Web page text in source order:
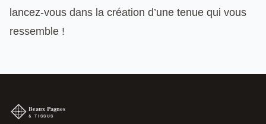
lancez-vous dans la création d’une tenue qui vous
ressemble !